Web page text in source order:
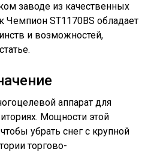
заводе из качественных
Чемпион ST1170BS обладает
и возможностей,
аппарат для
Мощности этой
убрать снег с крупной
торгово-